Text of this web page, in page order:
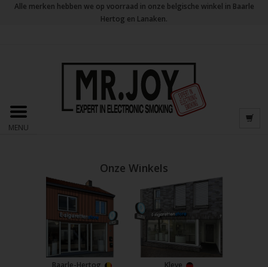
Alle merken hebben we op voorraad in onze belgische winkel in Baarle
Hertog en Lanaken.
MENU
Onze Winkels